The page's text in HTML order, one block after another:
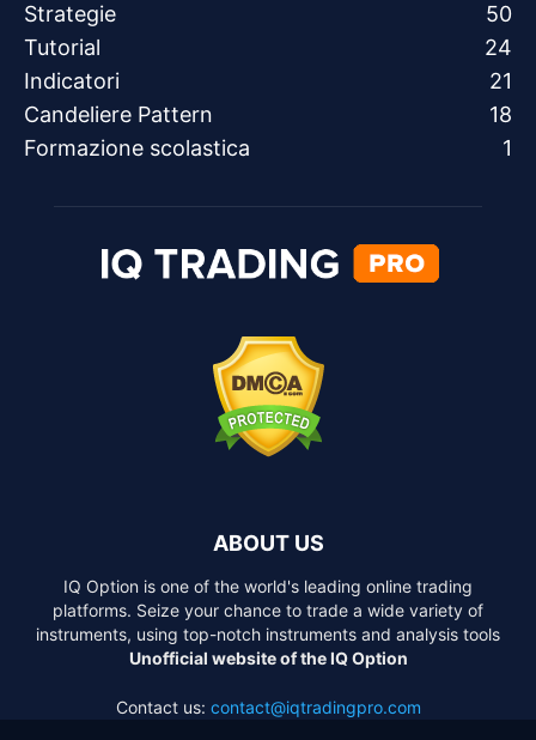
Strategie
50
Tutorial
24
Indicatori
21
Candeliere Pattern
18
Formazione scolastica
1
ABOUT US
IQ Option is one of the world's leading online trading
platforms. Seize your chance to trade a wide variety of
instruments, using top-notch instruments and analysis tools
Unofficial website of the IQ Option
Contact us: contact@iqtradingpro.com